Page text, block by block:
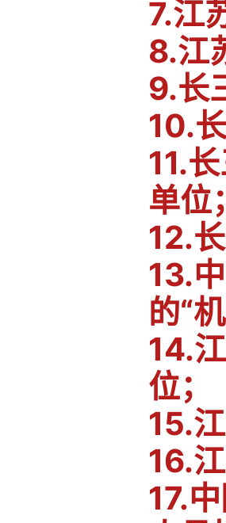
7.江
8.江
9.长
10.
11.
单位
12.
13.
的“
14.
位；
15.
16.
17.